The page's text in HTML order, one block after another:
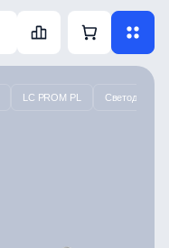
LC PROM PL